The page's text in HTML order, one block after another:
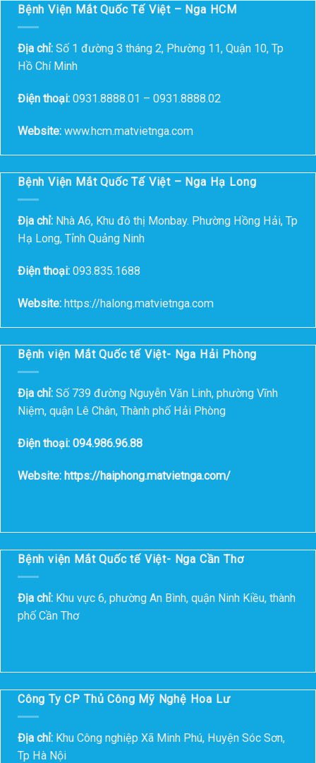
Bệnh Viện Mắt Quốc Tế Việt – Nga HCM
Địa chỉ: Số 1 đường 3 tháng 2, Phường 11, Quận 10, Tp
Hồ Chí Minh
Điện thoại: 0931.8888.01 – 0931.8888.02
Website: www.hcm.matvietnga.com
Bệnh Viện Mắt Quốc Tế Việt – Nga Hạ Long
Địa chỉ: Nhà A6, Khu đô thị Monbay. Phường Hồng Hải, Tp
Hạ Long, Tỉnh Quảng Ninh
Điện thoại: 093.835.1688
Website: https://halong.matvietnga.com
Bệnh viện Mắt Quốc tế Việt- Nga Hải Phòng
Địa chỉ: Số 739 đường Nguyễn Văn Linh, phường Vĩnh
Niệm, quận Lê Chân, Thành phố Hải Phòng
Điện thoại: 094.986.96.88
Website: https://haiphong.matvietnga.com/
Bệnh viện Mắt Quốc tế Việt- Nga Cần Thơ
Địa chỉ: Khu vực 6, phường An Bình, quận Ninh Kiều, thành
phố Cần Thơ
Công Ty CP Thủ Công Mỹ Nghệ Hoa Lư
Địa chỉ: Khu Công nghiệp Xã Minh Phú, Huyện Sóc Sơn,
Tp Hà Nội